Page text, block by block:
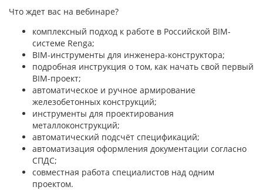
Что ждет вас на вебинаре?
комплексный подход к работе в Российской BIM-
системе Renga;
BIM-инструменты для инженера-конструктора;
подробная инструкция о том, как начать свой первый
BIM-проект;
автоматическое и ручное армирование
железобетонных конструкций;
инструменты для проектирования
металлоконструкций;
автоматический подсчёт спецификаций;
автоматизация оформления документации согласно
СПДС;
совместная работа специалистов над одним
проектом.